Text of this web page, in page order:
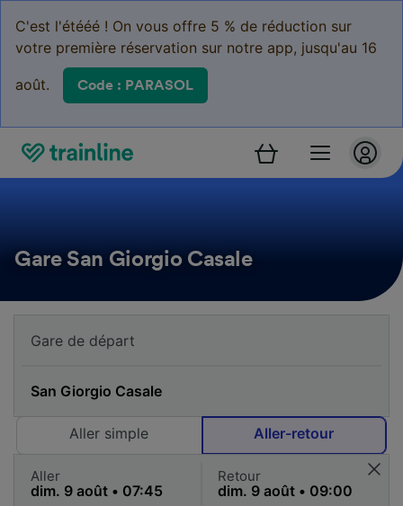
C'est l'étééé ! On vous offre 5 % de réduction sur
votre première réservation sur notre app, jusqu'au 16
août. Code : PARASOL
Gare San Giorgio Casale
Aller simple Aller-retour
Aller Retour